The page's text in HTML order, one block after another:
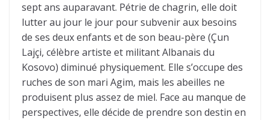
sept ans auparavant. Pétrie de chagrin, elle doit
lutter au jour le jour pour subvenir aux besoins
de ses deux enfants et de son beau-père (Çun
Lajçi, célèbre artiste et militant Albanais du
Kosovo) diminué physiquement. Elle s’occupe des
ruches de son mari Agim, mais les abeilles ne
produisent plus assez de miel. Face au manque de
perspectives, elle décide de prendre son destin en